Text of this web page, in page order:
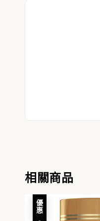
相關商品
優惠